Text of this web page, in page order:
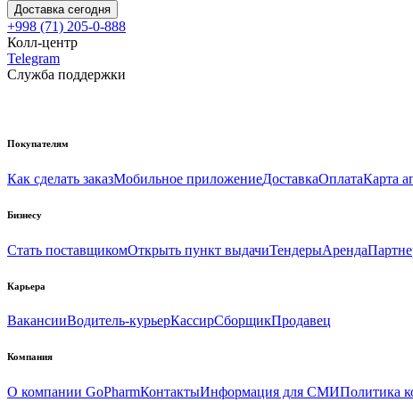
Доставка сегодня
+998 (71) 205-0-888
Колл-центр
Telegram
Служба поддержки
Покупателям
Как сделать заказМобильное приложениеДоставкаОплатаКарта
Бизнесу
Стать поставщикомОткрыть пункт выдачиТендерыАренда
Карьера
ВакансииВодитель-курьерКассирСборщикПродавец
Компания
О компании GoPharmКонтактыИнформация для СМИПолитика